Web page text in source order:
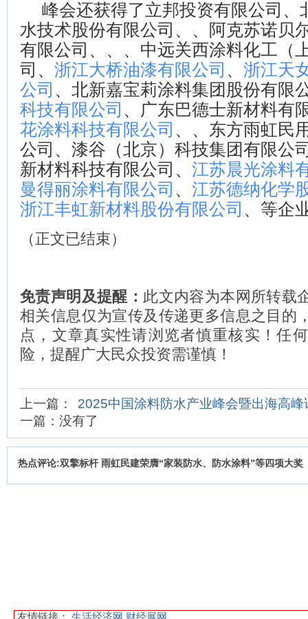
峰会还获得了立邦投资有限公司、
水技术股份有限公司、、阿克苏诺贝
有限公司、、、中远关西涂料化工（
司、 浙江大桥油漆有限公司 、 浙江天
公司 、北新嘉宝莉涂料集团股份有限
科技有限公司 、广东巴德士新材料有
花涂料科技有限公司 、、东方雨虹民
公司、漆谷（北京）科技集团有限公
新材料科技有限公司、 江苏晨光涂料
曼得丽涂料有限公司 、 江苏德纳化学
浙江丰虹新材料股份有限公司 、等企
（正文已结束）
免责声明及提醒： 此文内容为本网所转载
相关信息仅为宣传及传递更多信息之目的
点，文章真实性请浏览者慎重核实！任
险，提醒广大民众投资需谨慎！
上一篇：
2025中国涂料防水产业峰会暨出海高
一篇：没有了
热点评论:双擎标杆 雨虹民建荣膺“家装防水、防水涂料”等四项大奖